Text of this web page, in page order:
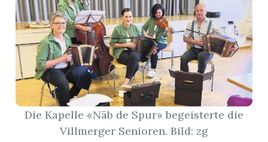
E-
Paper
Newsletter
App
Die Kapelle «Näb de Spur» begeisterte die
Villmerger Senioren. Bild: zg